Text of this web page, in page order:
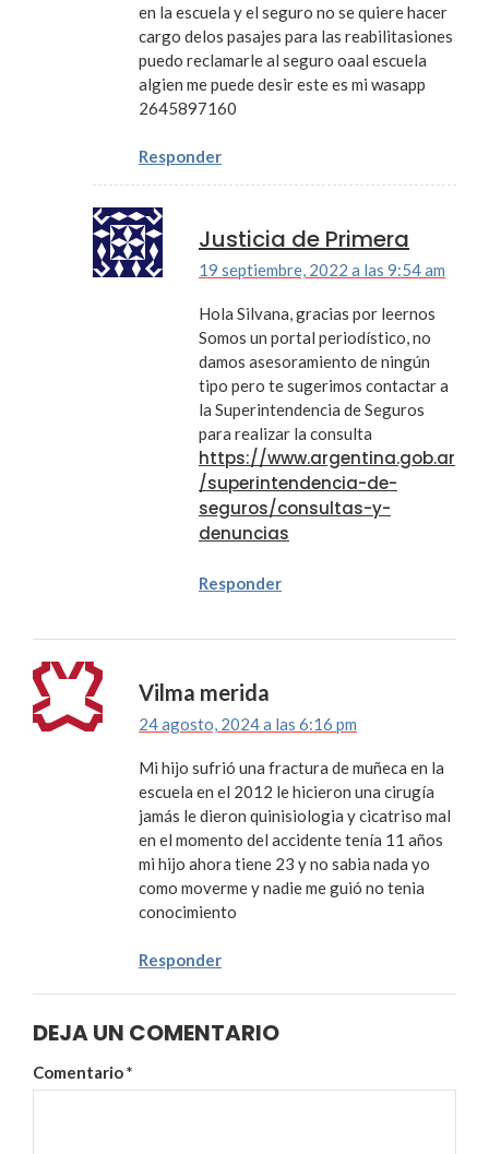
en la escuela y el seguro no se quiere hacer
cargo delos pasajes para las reabilitasiones
puedo reclamarle al seguro oaal escuela
algien me puede desir este es mi wasapp
2645897160
Responder
Justicia de Primera
19 septiembre, 2022 a las 9:54 am
Hola Silvana, gracias por leernos
Somos un portal periodístico, no
damos asesoramiento de ningún
tipo pero te sugerimos contactar a
la Superintendencia de Seguros
para realizar la consulta
https://www.argentina.gob.ar
/superintendencia-de-
seguros/consultas-y-
denuncias
Responder
Vilma merida
24 agosto, 2024 a las 6:16 pm
Mi hijo sufrió una fractura de muñeca en la
escuela en el 2012 le hicieron una cirugía
jamás le dieron quinisiologia y cicatriso mal
en el momento del accidente tenía 11 años
mi hijo ahora tiene 23 y no sabia nada yo
como moverme y nadie me guió no tenia
conocimiento
Responder
DEJA UN COMENTARIO
Comentario*